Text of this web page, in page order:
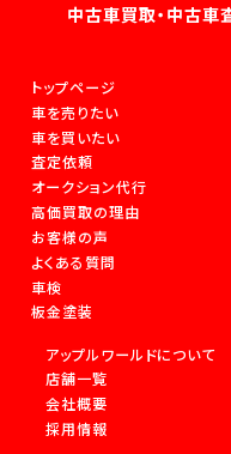
中古車買取・中古車
トップページ
車を売りたい
車を買いたい
査定依頼
オークション代行
高価買取の理由
お客様の声
よくある質問
車検
板金塗装
アップルワールドについて
店舗一覧
会社概要
採用情報